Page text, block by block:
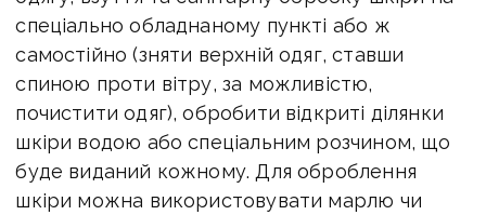
спеціально обладнаному пункті або ж
самостійно (зняти верхній одяг, ставши
спиною проти вітру, за можливістю,
почистити одяг), обробити відкриті ділянки
шкіри водою або спеціальним розчином, що
буде виданий кожному. Для оброблення
шкіри можна використовувати марлю чи